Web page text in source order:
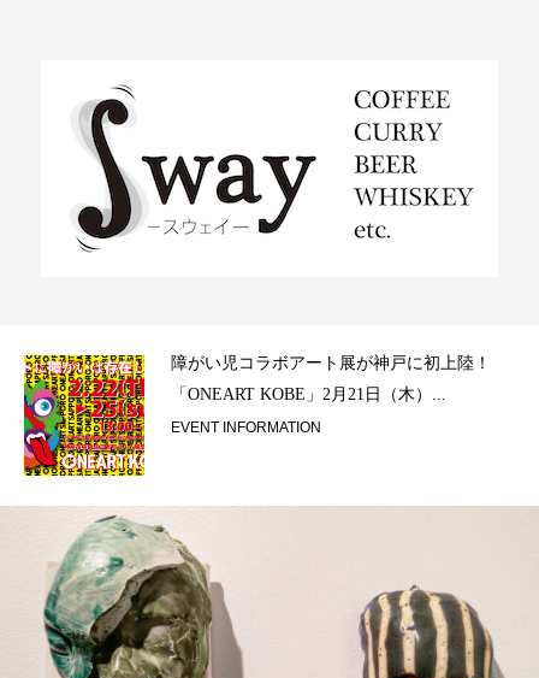
障がい児コラボアート展が神戸に初上陸！
「ONEART KOBE」2月21日（木）...
EVENT INFORMATION